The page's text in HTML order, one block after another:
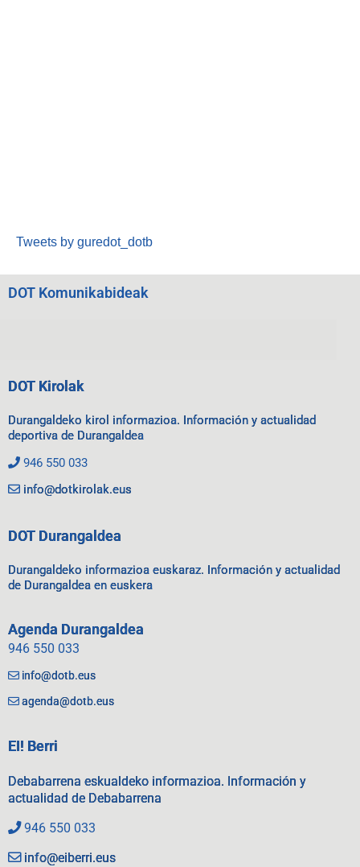
Tweets by guredot_dotb
DOT Komunikabideak
DOT Kirolak
Durangaldeko kirol informazioa. Información y actualidad
deportiva de Durangaldea
946 550 033
info@dotkirolak.eus
DOT Durangaldea
Durangaldeko informazioa euskaraz. Información y actualidad
de Durangaldea en euskera
Agenda Durangaldea
946 550 033
info@dotb.eus
agenda@dotb.eus
EI! Berri
Debabarrena eskualdeko informazioa. Información y
actualidad de Debabarrena
946 550 033
info@eiberri.eus